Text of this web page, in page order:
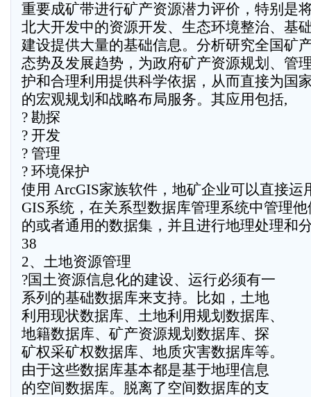
重要成矿带进行矿产资源潜力评价，特别是
北大开发中的资源开发、生态环境整治、基
建设提供大量的基础信息。分析研究全国矿
态势及发展趋势，为政府矿产资源规划、管
护和合理利用提供科学依据，从而直接为国
的宏观规划和战略布局服务。其应用包括,
? 勘探
? 开发
? 管理
? 环境保护
使用 ArcGIS家族软件，地矿企业可以直接运
GIS系统，在关系型数据库管理系统中管理
的或者通用的数据集，并且进行地理处理和
38
2、土地资源管理
?国土资源信息化的建设、运行必须有一
系列的基础数据库来支持。比如，土地
利用现状数据库、土地利用规划数据库、
地籍数据库、矿产资源规划数据库、探
矿权采矿权数据库、地质灾害数据库等。
由于这些数据库基本都是基于地理信息
的空间数据库。脱离了空间数据库的支